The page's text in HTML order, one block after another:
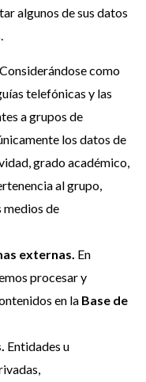
algunos de sus datos
Considerándose como
telefónicas y las
a grupos de
los datos de
grado académico,
al grupo,
de
externas. En
procesar y
en la Base de
Entidades u